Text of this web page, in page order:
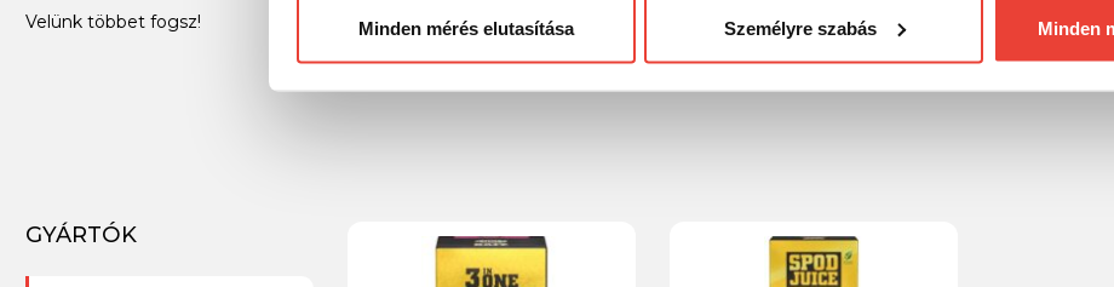
Minden mérés elutasítása Személyre szabás Minden
Velünk többet fogsz!
GYÁRTÓK